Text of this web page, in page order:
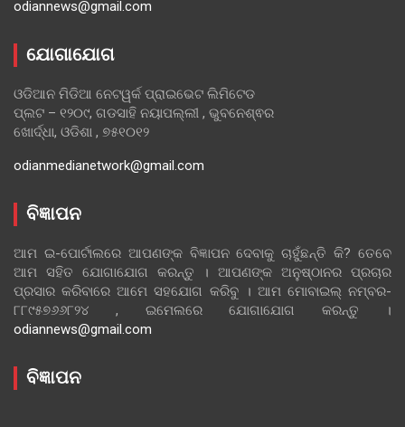
odiannews@gmail.com
ଯୋଗାଯୋଗ
ଓଡିଆନ ମିଡିଆ ନେଟୱର୍କ ପ୍ରାଇଭେଟ ଲିମିଟେଡ
ପ୍ଲଟ – ୧୨୦୯, ଗଡସାହି ନୟାପଲ୍ଲୀ , ଭୁବନେଶ୍ଵର
ଖୋର୍ଦ୍ଧା, ଓଡିଶା , ୭୫୧୦୧୨
odianmedianetwork@gmail.com
ବିଜ୍ଞାପନ
ଆମ ଇ-ପୋର୍ଟାଲରେ ଆପଣଙ୍କ ବିଜ୍ଞାପନ ଦେବାକୁ ଚାହୁଁଛନ୍ତି କି? ତେବେ
ଆମ ସହିତ ଯୋଗାଯୋଗ କରନ୍ତୁ । ଆପଣଙ୍କ ଅନୁଷ୍ଠାନର ପ୍ରଚାର
ପ୍ରସାର କରିବାରେ ଆମେ ସହଯୋଗ କରିବୁ । ଆମ ମୋବାଇଲ୍ ନମ୍ବର-
୮୮୯୫୭୬୬୮୨୪ , ଇମେଲରେ ଯୋଗାଯୋଗ କରନ୍ତୁ ।
odiannews@gmail.com
ବିଜ୍ଞାପନ